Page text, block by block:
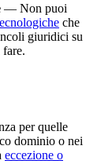
— Non puoi
che
giuridici su
per quelle
dominio o nei
eccezione o